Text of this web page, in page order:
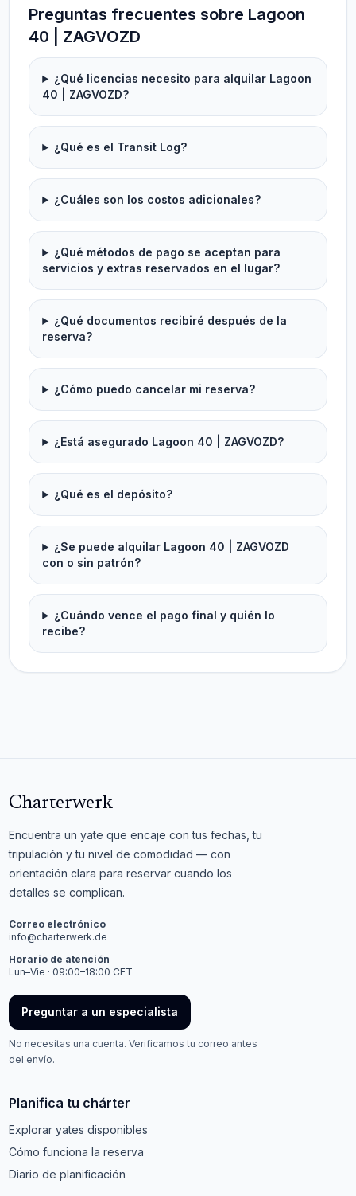
Preguntas frecuentes sobre Lagoon
40 | ZAGVOZD
¿Qué licencias necesito para alquilar Lagoon
40 | ZAGVOZD?
¿Qué es el Transit Log?
¿Cuáles son los costos adicionales?
¿Qué métodos de pago se aceptan para
servicios y extras reservados en el lugar?
¿Qué documentos recibiré después de la
reserva?
¿Cómo puedo cancelar mi reserva?
¿Está asegurado Lagoon 40 | ZAGVOZD?
¿Qué es el depósito?
¿Se puede alquilar Lagoon 40 | ZAGVOZD
con o sin patrón?
¿Cuándo vence el pago final y quién lo
recibe?
Charterwerk
Encuentra un yate que encaje con tus fechas, tu
tripulación y tu nivel de comodidad — con
orientación clara para reservar cuando los
detalles se complican.
Correo electrónico
info@charterwerk.de
Horario de atención
Lun–Vie · 09:00–18:00 CET
Preguntar a un especialista
No necesitas una cuenta. Verificamos tu correo antes
del envío.
Planifica tu chárter
Explorar yates disponibles
Cómo funciona la reserva
Diario de planificación